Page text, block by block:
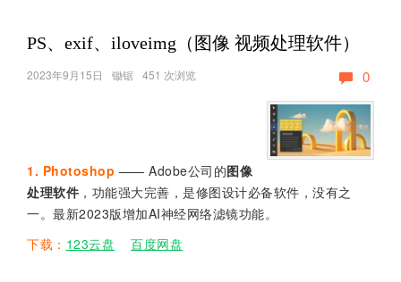
PS、exif、iloveimg（图像 视频处理软件）
2023年9月15日 锄锯 451 次浏览 0
1. Photoshop —— Adobe公司的图像
处理软件 ，功能强大完善，是修图设计必备软件，没有之
一。最新2023版增加AI神经网络滤镜功能。
下载： 123云盘 百度网盘